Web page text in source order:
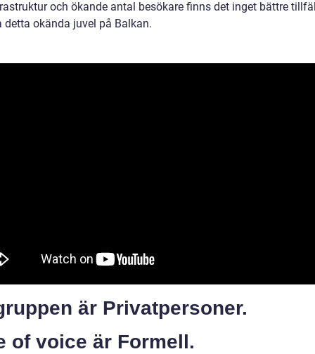
och ökande antal besökare finns det inget bättre
detta okända juvel på Balkan.
är Privatpersoner.
of voice är Formell.